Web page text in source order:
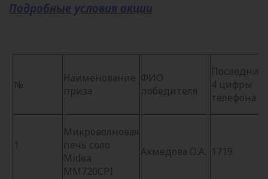
Подробные условия акции
№
Наименование
приза
ФИО
победителя
Последние
4 цифры
телефона
1.
Микроволновая
печь соло
Midea
MM720CPI
Ахмедова О.А. 1719